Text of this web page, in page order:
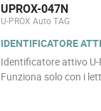
UPROX-047N
U-PROX Auto TAG
IDENTIFICATORE
Identificatore attivo
Funziona solo con i